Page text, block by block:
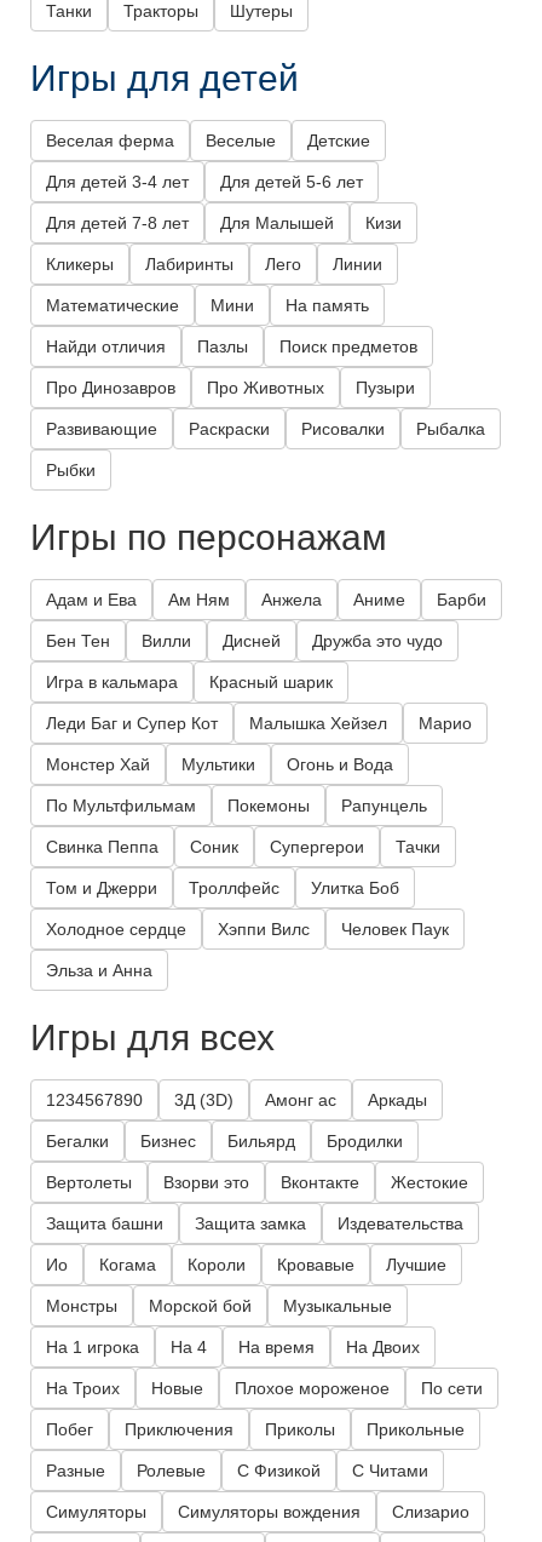
Танки Тракторы Шутеры
Игры для детей
Веселая ферма Веселые Детские
Для детей 3-4 лет Для детей 5-6 лет
Для детей 7-8 лет Для Малышей Кизи
Кликеры Лабиринты Лего Линии
Математические Мини На память
Найди отличия Пазлы Поиск предметов
Про Динозавров Про Животных Пузыри
Развивающие Раскраски Рисовалки Рыбалка
Рыбки
Игры по персонажам
Адам и Ева Ам Ням Анжела Аниме Барби
Бен Тен Вилли Дисней Дружба это чудо
Игра в кальмара Красный шарик
Леди Баг и Супер Кот Малышка Хейзел Марио
Монстер Хай Мультики Огонь и Вода
По Мультфильмам Покемоны Рапунцель
Свинка Пеппа Соник Супергерои Тачки
Том и Джерри Троллфейс Улитка Боб
Холодное сердце Хэппи Вилс Человек Паук
Эльза и Анна
Игры для всех
1234567890 3Д (3D) Амонг ас Аркады
Бегалки Бизнес Бильярд Бродилки
Вертолеты Взорви это Вконтакте Жестокие
Защита башни Защита замка Издевательства
Ио Когама Короли Кровавые Лучшие
Монстры Морской бой Музыкальные
На 1 игрока На 4 На время На Двоих
На Троих Новые Плохое мороженое По сети
Побег Приключения Приколы Прикольные
Разные Ролевые С Физикой С Читами
Симуляторы Симуляторы вождения Слизарио